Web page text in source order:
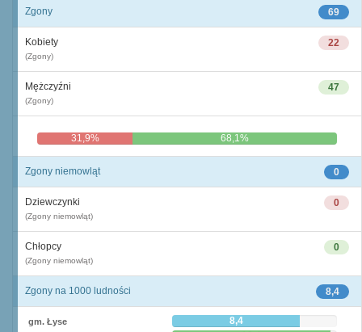
69
Zgony
22
Kobiety
(Zgony)
47
Mężczyźni
(Zgony)
31,9% 68,1%
0
Zgony niemowląt
0
Dziewczynki
(Zgony niemowląt)
0
Chłopcy
(Zgony niemowląt)
8,4
Zgony na 1000 ludności
gm. Łyse 8,4